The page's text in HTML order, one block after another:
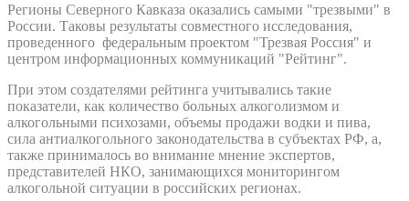
Регионы Северного Кавказа оказались самыми "трезвыми" в
России. Таковы результаты совместного исследования,
проведенного федеральным проектом "Трезвая Россия" и
центром информационных коммуникаций "Рейтинг".
При этом создателями рейтинга учитывались такие
показатели, как количество больных алкоголизмом и
алкогольными психозами, объемы продажи водки и пива,
сила антиалкогольного законодательства в субъектах РФ, а,
также принималось во внимание мнение экспертов,
представителей НКО, занимающихся мониторингом
алкогольной ситуации в российских регионах.